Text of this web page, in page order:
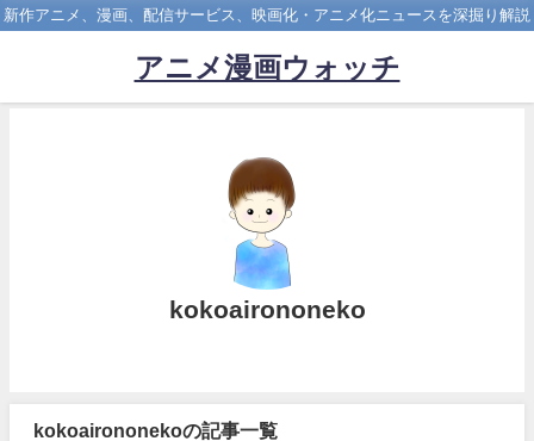
新作アニメ、漫画、配信サービス、映画化・アニメ化ニュースを深掘り解説
アニメ漫画ウォッチ
kokoairononeko
kokoairononekoの記事一覧